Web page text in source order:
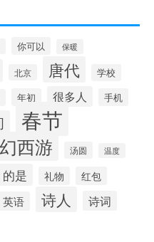
你可以 保暖
北京 唐代 学校
年初 很多人 手机
春节
西游 汤圆 温度
的是 礼物 红包
英语 诗人 诗词